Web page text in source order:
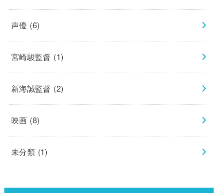
声優 (6)
宮崎駿監督 (1)
新海誠監督 (2)
映画 (8)
未分類 (1)